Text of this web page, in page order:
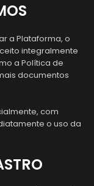
a Plataforma, o
integralmente
a Política de
documentos
com
o uso da